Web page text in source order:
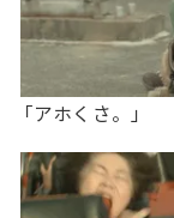
「アホくさ。」